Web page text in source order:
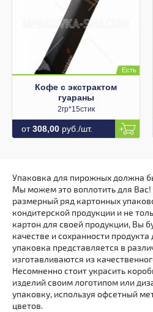
Кофе с экстрактом
гуараны
2гр*15стик
от308,00 руб./шт.
Упаковка для пирожных должна
Мы можем это воплотить для
размерный ряд картонных
кондитерской продукции и не
картон для своей продукции, Вы
качестве и сохранности
упаковка представляется в
изготавливаются из
Несомненно стоит украсить
изделий своим логотипом или
упаковку, используя офсетный
цветов.